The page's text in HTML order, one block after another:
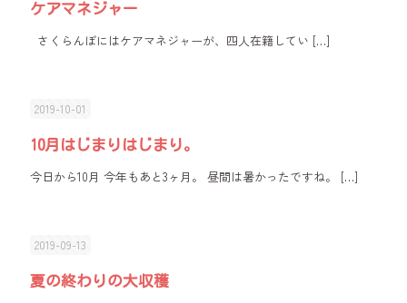
ケアマネジャー
さくらんぼにはケアマネジャーが、四人在籍してい […]
2019-10-01
10月はじまりはじまり。
今日から10月 今年もあと3ヶ月。 昼間は暑かったですね。 […]
2019-09-13
夏の終わりの大収穫